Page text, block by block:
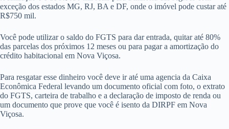
exceção dos estados MG, RJ, BA e DF, onde o imóvel pode custar até
R$750 mil.
Você pode utilizar o saldo do FGTS para dar entrada, quitar até 80%
das parcelas dos próximos 12 meses ou para pagar a amortização do
crédito habitacional em Nova Viçosa.
Para resgatar esse dinheiro você deve ir até uma agencia da Caixa
Econômica Federal levando um documento oficial com foto, o extrato
do FGTS, carteira de trabalho e a declaração de imposto de renda ou
um documento que prove que você é isento da DIRPF em Nova
Viçosa.